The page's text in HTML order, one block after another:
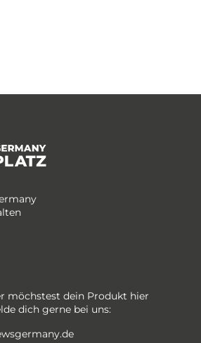
möchstest dein Produkt hier
dich gerne bei uns: